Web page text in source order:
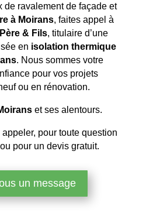
de ravalement de façade et
à Moirans, faites appel à
& Fils, titulaire d’une
en isolation thermique
. Nous sommes votre
pour vos projets
ou en rénovation.
et ses alentours.
appeler, pour toute question
pour un devis gratuit.
un message